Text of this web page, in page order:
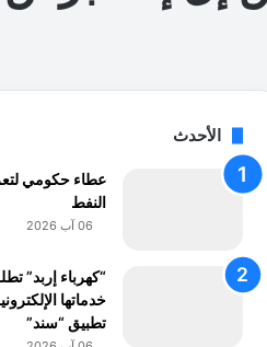
الأحدث
عطاء حكومي
النفط
06 آب 2026
“كهرباء إربد”
خدماتها
تطبيق “سند”